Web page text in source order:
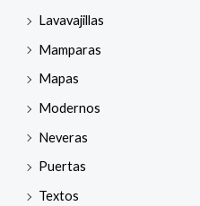
Lavavajillas
Mamparas
Mapas
Modernos
Neveras
Puertas
Textos